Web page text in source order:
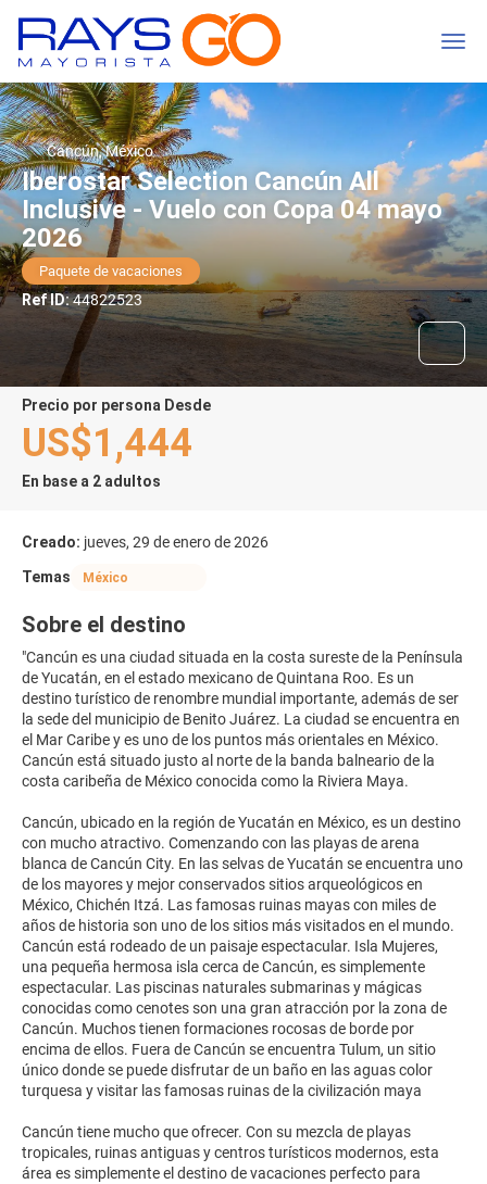
Cancún, México
Iberostar Selection Cancún All
Inclusive - Vuelo con Copa 04 mayo
2026
Paquete de vacaciones
Ref ID:44822523
precio por persona Desde
US$1,444
En base a 2 adultos
Creado: jueves, 29 de enero de 2026
Temas
México
Sobre el destino
"Cancún es una ciudad situada en la costa sureste de la Península
de Yucatán, en el estado mexicano de Quintana Roo. Es un
destino turístico de renombre mundial importante, además de ser
la sede del municipio de Benito Juárez. La ciudad se encuentra en
el Mar Caribe y es uno de los puntos más orientales en México.
Cancún está situado justo al norte de la banda balneario de la
costa caribeña de México conocida como la Riviera Maya.
Cancún, ubicado en la región de Yucatán en México, es un destino
con mucho atractivo. Comenzando con las playas de arena
blanca de Cancún City. En las selvas de Yucatán se encuentra uno
de los mayores y mejor conservados sitios arqueológicos en
México, Chichén Itzá. Las famosas ruinas mayas con miles de
años de historia son uno de los sitios más visitados en el mundo.
Cancún está rodeado de un paisaje espectacular. Isla Mujeres,
una pequeña hermosa isla cerca de Cancún, es simplemente
espectacular. Las piscinas naturales submarinas y mágicas
conocidas como cenotes son una gran atracción por la zona de
Cancún. Muchos tienen formaciones rocosas de borde por
encima de ellos. Fuera de Cancún se encuentra Tulum, un sitio
único donde se puede disfrutar de un baño en las aguas color
turquesa y visitar las famosas ruinas de la civilización maya
Cancún tiene mucho que ofrecer. Con su mezcla de playas
tropicales, ruinas antiguas y centros turísticos modernos, esta
área es simplemente el destino de vacaciones perfecto para